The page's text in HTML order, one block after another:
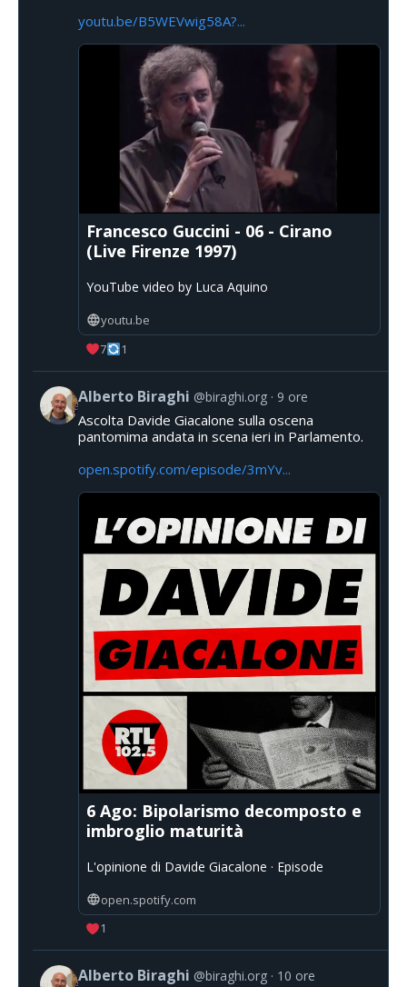
youtu.be/B5WEVwig58A?...
Francesco Guccini - 06 - Cirano
(Live Firenze 1997)
YouTube video by Luca Aquino
youtu.be
7
1
Alberto Biraghi @biraghi.org 9 ore
Ascolta Davide Giacalone sulla oscena
pantomima andata in scena ieri in Parlamento.
open.spotify.com/episode/3mYv...
6 Ago: Bipolarismo decomposto e
imbroglio maturità
L'opinione di Davide Giacalone · Episode
open.spotify.com
1
Alberto Biraghi @biraghi.org 10 ore